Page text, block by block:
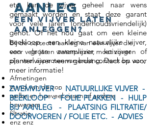
aanleg
een Vijver laten
Aanleggen?
Bij de correcte aanleg van een vijver die
voor vele jaren waterplezier moet zorgen
zijn veel aspecten van belang. Denk bv. aan;
Afmetingen
stand van de zon
welke en hoeveel vissen of andere
bewoners
filtratie
enz enz
etc. kan de vijver geheel naar wens
gemaakt worden en staat deze garant
voor vele jaren (onderhoudsvriendelijk)
genot. Of het nou gaat om een kleine
beekloop, een kleine natuurlijke vijver,
een grote zwemvijver, koivijver of
plantenvijver neem gerust contact op voor
meer informatie!
ZWEMVIJVER - NATUURLIJKE VIJVER -
BEEKLOOP - FOLIE PLAKKEN - HULP
BIJ AANLEG - PLAATSING FILTRATIE/
DOORVOEREN / FOLIE ETC. - ADVIES